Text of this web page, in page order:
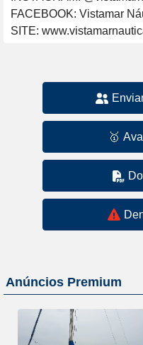
FACEBOOK: Vistamar
SITE:
🥇
Anúncios Premium